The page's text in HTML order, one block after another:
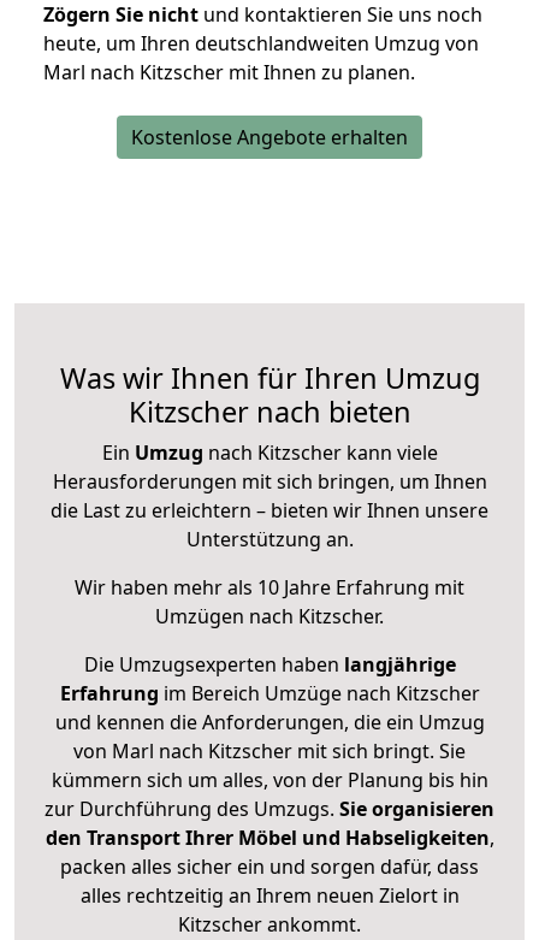
Zögern Sie nicht und kontaktieren Sie uns noch
heute, um Ihren deutschlandweiten Umzug von
Marl nach Kitzscher mit Ihnen zu planen.
Kostenlose Angebote erhalten
Was wir Ihnen für Ihren Umzug
Kitzscher nach bieten
Ein Umzug nach Kitzscher kann viele
Herausforderungen mit sich bringen, um Ihnen
die Last zu erleichtern – bieten wir Ihnen unsere
Unterstützung an.
Wir haben mehr als 10 Jahre Erfahrung mit
Umzügen nach Kitzscher.
Die Umzugsexperten haben langjährige
Erfahrung im Bereich Umzüge nach Kitzscher
und kennen die Anforderungen, die ein Umzug
von Marl nach Kitzscher mit sich bringt. Sie
kümmern sich um alles, von der Planung bis hin
zur Durchführung des Umzugs. Sie organisieren
den Transport Ihrer Möbel und Habseligkeiten,
packen alles sicher ein und sorgen dafür, dass
alles rechtzeitig an Ihrem neuen Zielort in
Kitzscher ankommt.